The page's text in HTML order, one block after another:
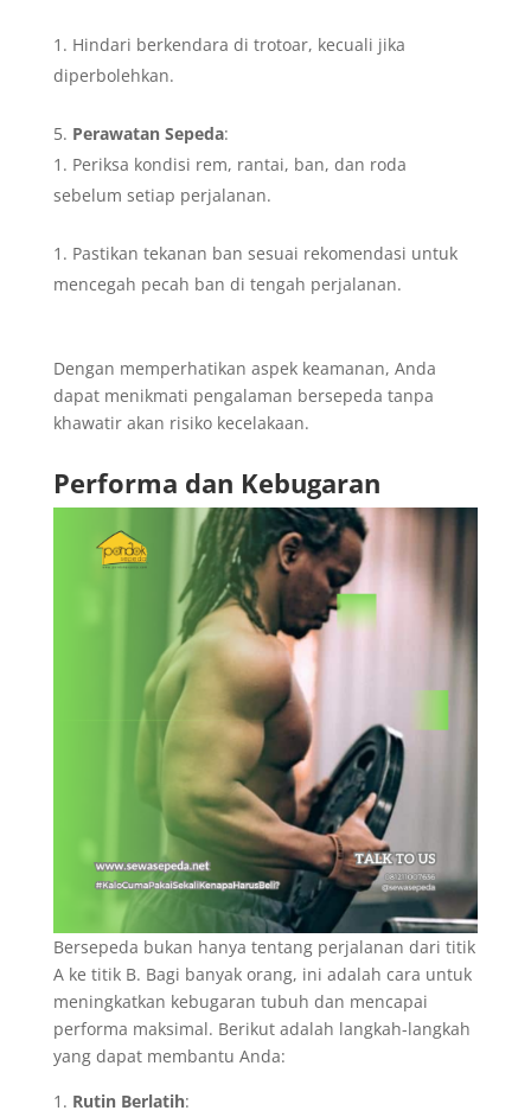
Hindari berkendara di trotoar, kecuali jika
diperbolehkan.
Perawatan Sepeda:
Periksa kondisi rem, rantai, ban, dan roda
sebelum setiap perjalanan.
Pastikan tekanan ban sesuai rekomendasi untuk
mencegah pecah ban di tengah perjalanan.
Dengan memperhatikan aspek keamanan, Anda
dapat menikmati pengalaman bersepeda tanpa
khawatir akan risiko kecelakaan.
Performa dan Kebugaran
Bersepeda bukan hanya tentang perjalanan dari titik
A ke titik B. Bagi banyak orang, ini adalah cara untuk
meningkatkan kebugaran tubuh dan mencapai
performa maksimal. Berikut adalah langkah-langkah
yang dapat membantu Anda:
Rutin Berlatih: